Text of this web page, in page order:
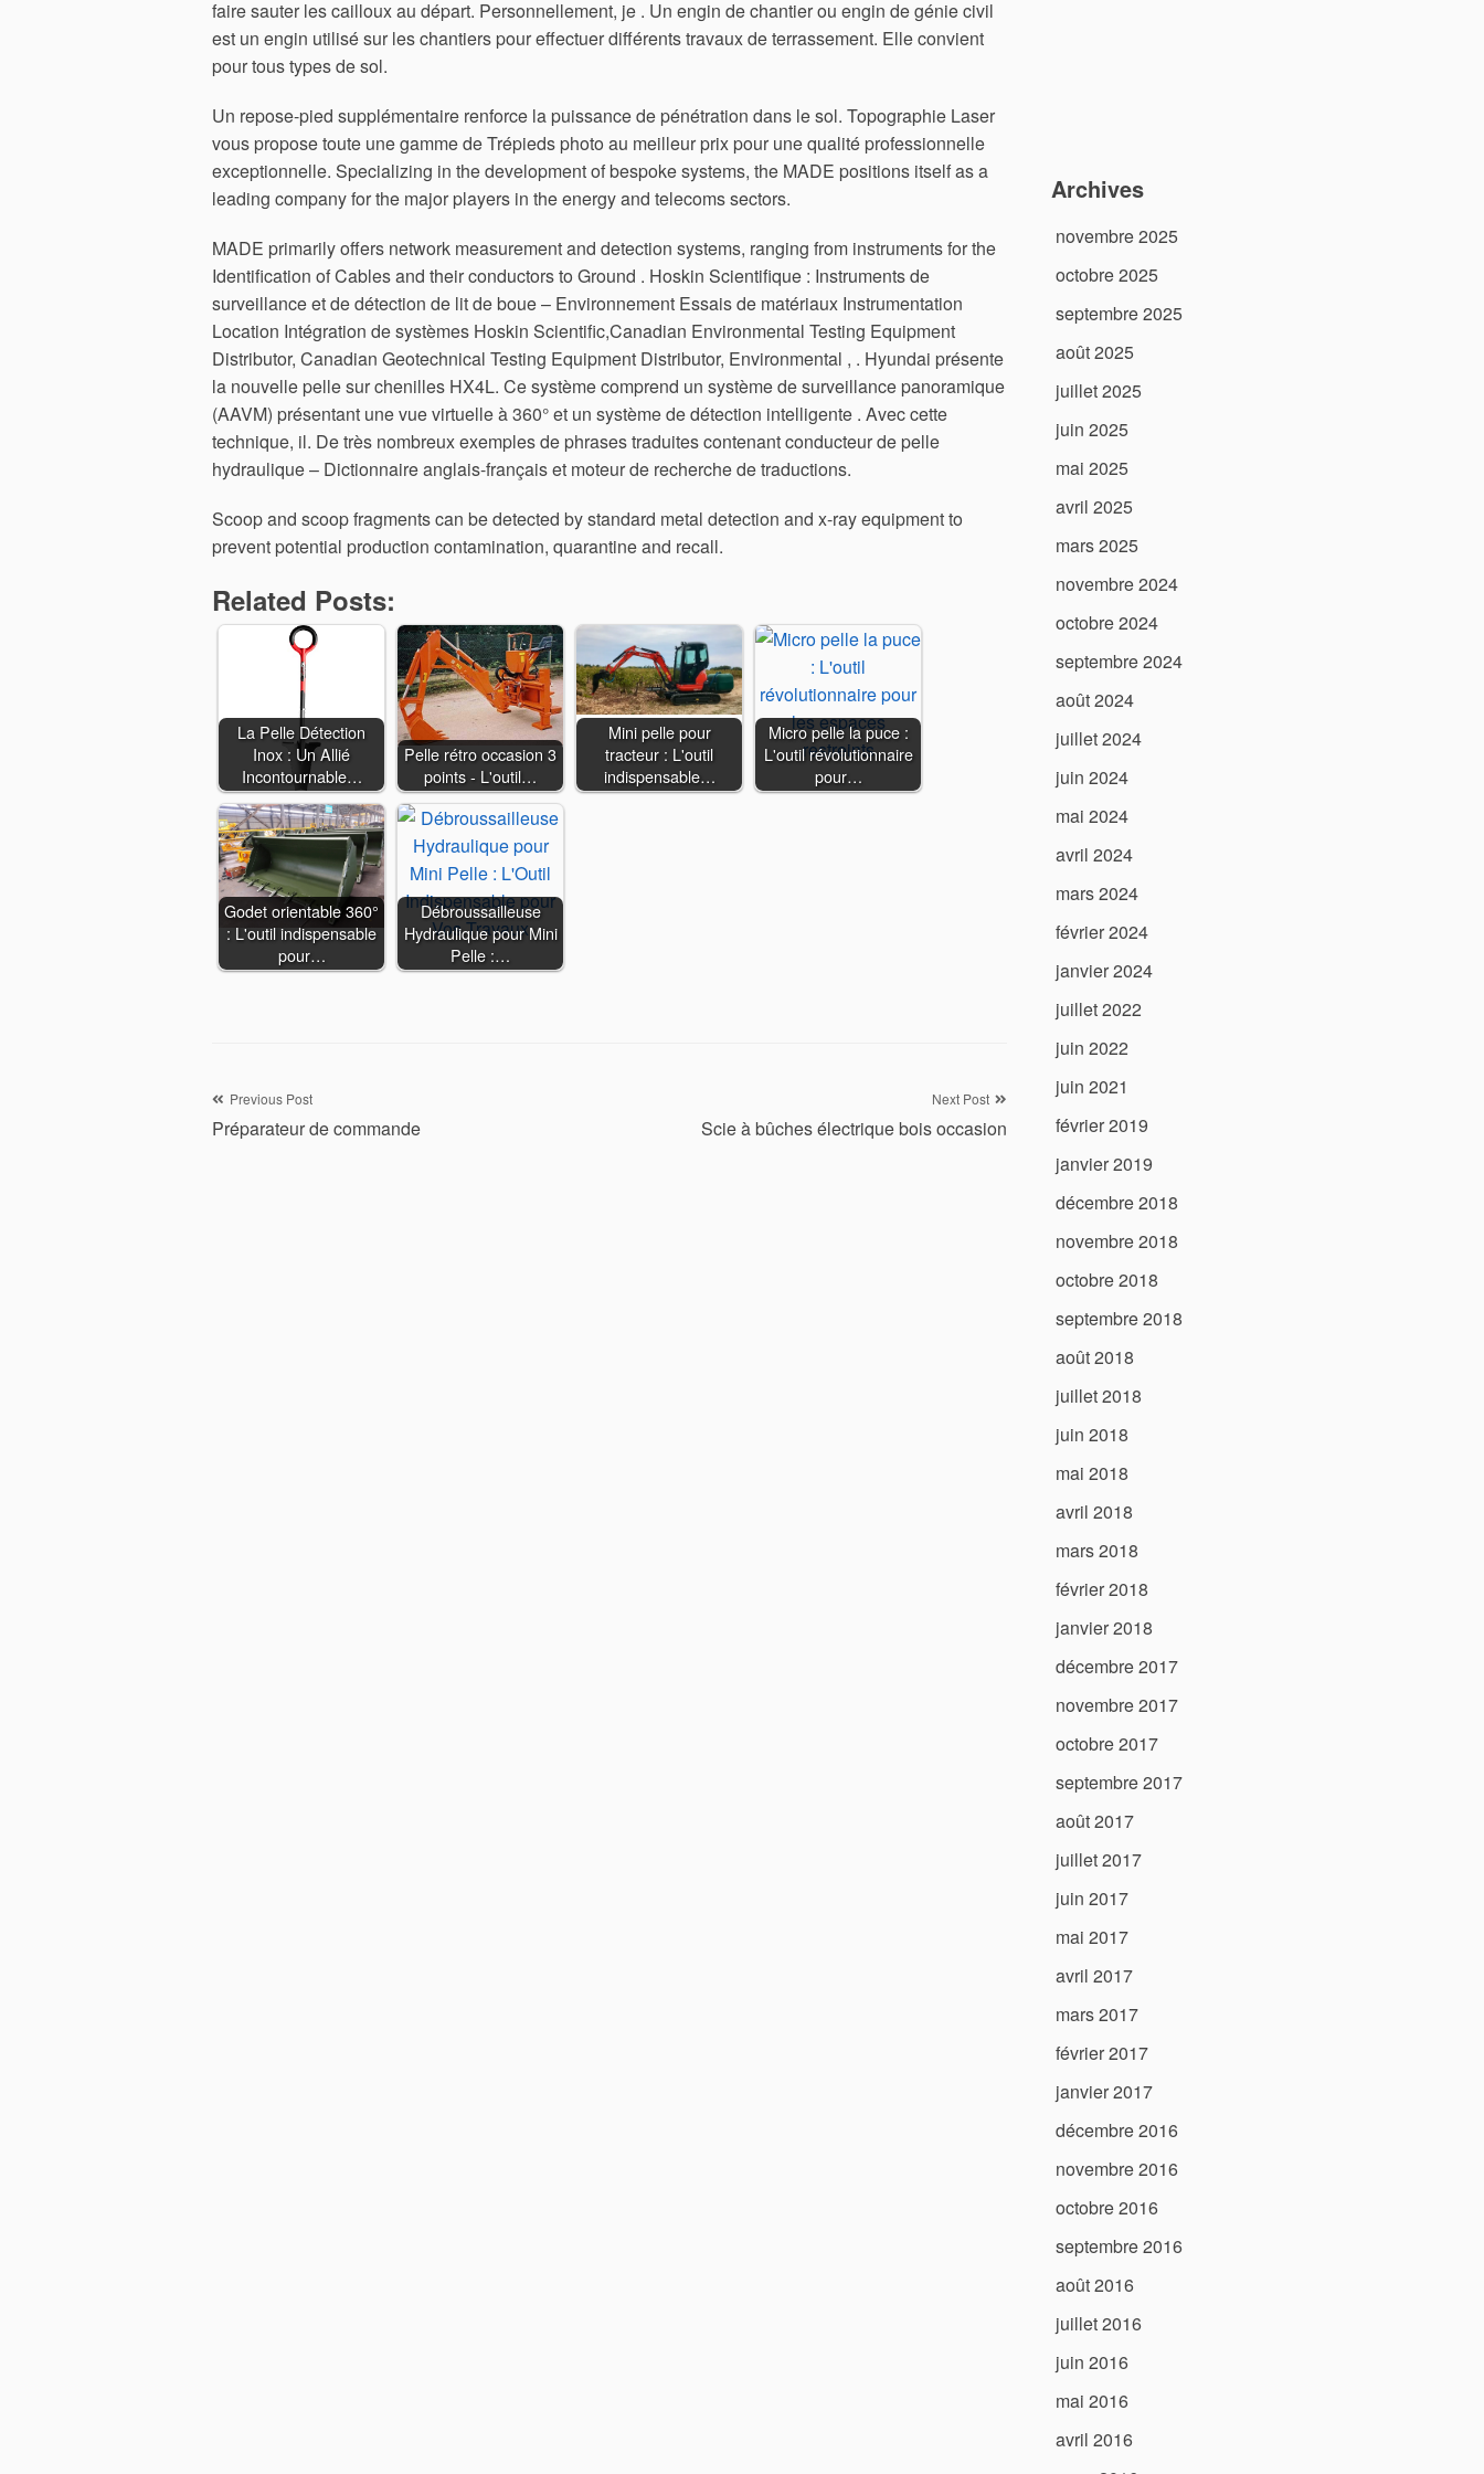
faire sauter les cailloux au départ. Personnellement, je . Un engin de chantier ou engin de génie civil
est un engin utilisé sur les chantiers pour effectuer différents travaux de terrassement. Elle convient
pour tous types de sol.
Un repose-pied supplémentaire renforce la puissance de pénétration dans le sol. Topographie Laser
vous propose toute une gamme de Trépieds photo au meilleur prix pour une qualité professionnelle
exceptionnelle. Specializing in the development of bespoke systems, the MADE positions itself as a
leading company for the major players in the energy and telecoms sectors.
MADE primarily offers network measurement and detection systems, ranging from instruments for the
Identification of Cables and their conductors to Ground . Hoskin Scientifique : Instruments de
surveillance et de détection de lit de boue – Environnement Essais de matériaux Instrumentation
Location Intégration de systèmes Hoskin Scientific,Canadian Environmental Testing Equipment
Distributor, Canadian Geotechnical Testing Equipment Distributor, Environmental , . Hyundai présente
la nouvelle pelle sur chenilles HX4L. Ce système comprend un système de surveillance panoramique
(AAVM) présentant une vue virtuelle à 360° et un système de détection intelligente . Avec cette
technique, il. De très nombreux exemples de phrases traduites contenant conducteur de pelle
hydraulique – Dictionnaire anglais-français et moteur de recherche de traductions.
Scoop and scoop fragments can be detected by standard metal detection and x-ray equipment to
prevent potential production contamination, quarantine and recall.
Related Posts:
La Pelle Détection
Inox : Un Allié
Incontournable…
Pelle rétro occasion 3
points - L'outil…
Mini pelle pour
tracteur : L'outil
indispensable…
Micro pelle la puce :
L'outil révolutionnaire
pour…
Godet orientable 360°
: L'outil indispensable
pour…
Débroussailleuse
Hydraulique pour Mini
Pelle :…
Navigation
de
Previous Post
Préparateur de commande
Next Post
Scie à bûches électrique bois occasion
Archives
novembre 2025
octobre 2025
septembre 2025
août 2025
juillet 2025
juin 2025
mai 2025
avril 2025
mars 2025
novembre 2024
octobre 2024
septembre 2024
août 2024
juillet 2024
juin 2024
mai 2024
avril 2024
mars 2024
février 2024
janvier 2024
juillet 2022
juin 2022
juin 2021
février 2019
janvier 2019
décembre 2018
novembre 2018
octobre 2018
septembre 2018
août 2018
juillet 2018
juin 2018
mai 2018
avril 2018
mars 2018
février 2018
janvier 2018
décembre 2017
novembre 2017
octobre 2017
septembre 2017
août 2017
juillet 2017
juin 2017
mai 2017
avril 2017
mars 2017
février 2017
janvier 2017
décembre 2016
novembre 2016
octobre 2016
septembre 2016
août 2016
juillet 2016
juin 2016
mai 2016
avril 2016